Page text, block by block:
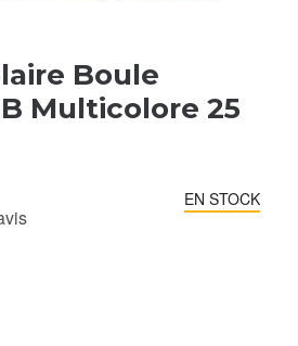
Boule
Multicolore 25
EN STOCK